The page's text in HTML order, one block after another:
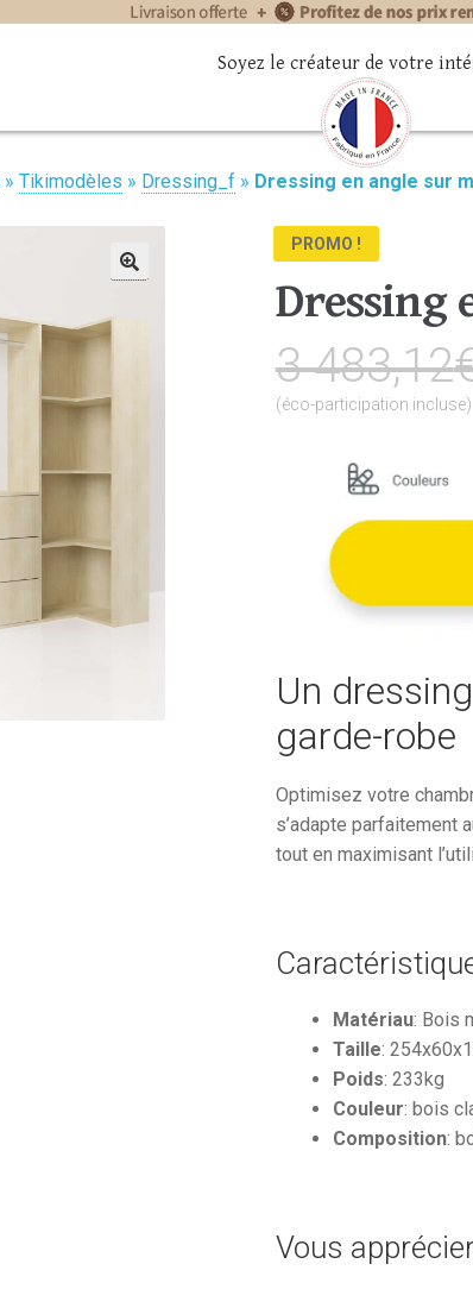
Soyez le créateur de votre
» Tikimodèles » Dressing_f » Dressing en angle sur
PROMO !
Dressing
3 483,12
(éco-participation incluse)
Un
garde-robe
Optimisez votre
s’adapte parfaitement
tout en maximisant
Matériau: Bois
Taille:
Poids: 233kg
Couleur: bois
Composition:
Vous